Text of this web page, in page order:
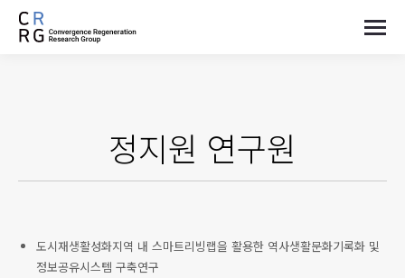
정지원 연구원
도시재생활성화지역 내 스마트리빙랩을 활용한 역사생활문화기록화 및
정보공유시스템 구축연구